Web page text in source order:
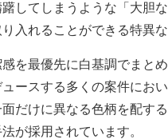
してしまうような「大胆
入れることができる特異な
を最優先に白基調でまと
ースする多くの案件にお
だけに異なる色柄を配する
が採用されています。